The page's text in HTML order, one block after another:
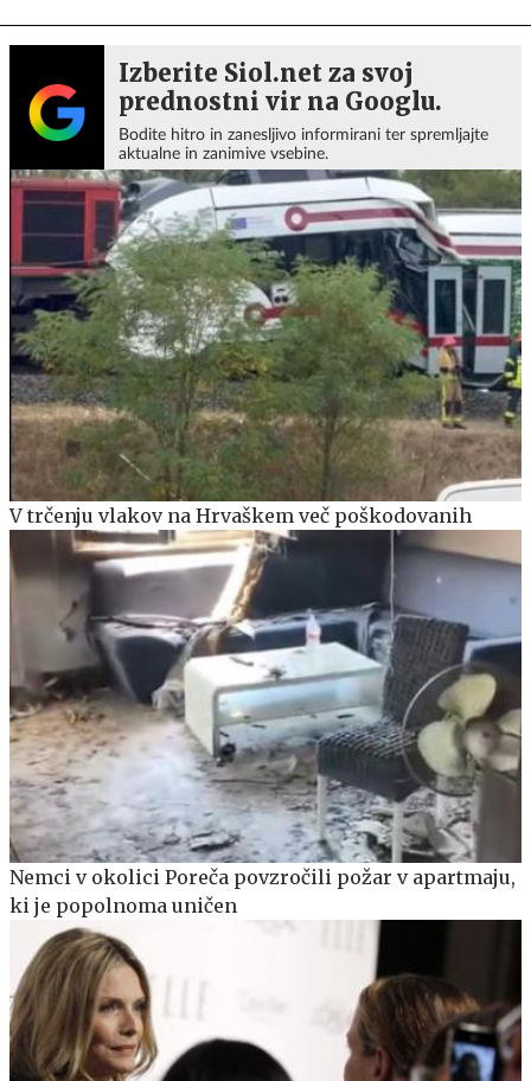
Izberite Siol.net za svoj
prednostni vir na Googlu.
Bodite hitro in zanesljivo informirani ter spremljajte
aktualne in zanimive vsebine.
V trčenju vlakov na Hrvaškem več poškodovanih
Nemci v okolici Poreča povzročili požar v apartmaju,
ki je popolnoma uničen